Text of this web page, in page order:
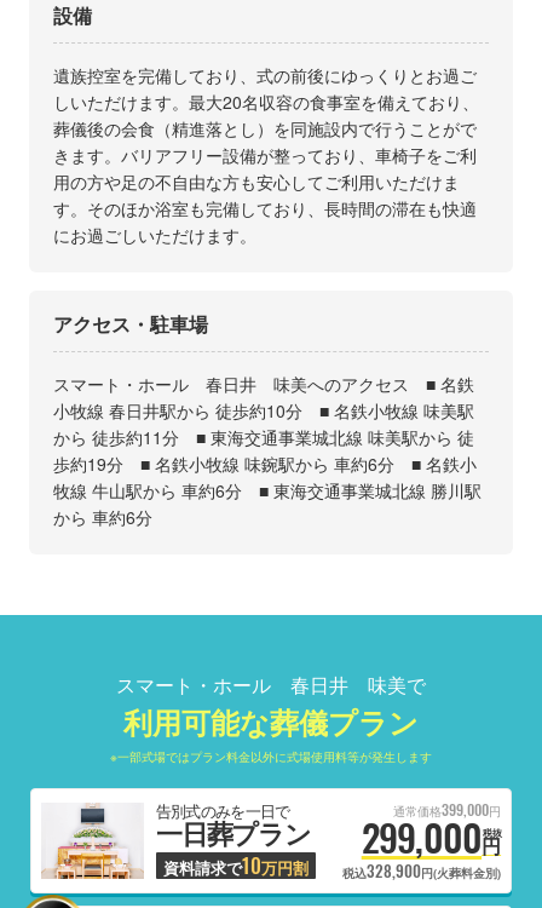
設備
遺族控室を完備しており、式の前後にゆっくりとお過ご
しいただけます。最大20名収容の食事室を備えており、
葬儀後の会食（精進落とし）を同施設内で行うことがで
きます。バリアフリー設備が整っており、車椅子をご利
用の方や足の不自由な方も安心してご利用いただけま
す。そのほか浴室も完備しており、長時間の滞在も快適
にお過ごしいただけます。
アクセス・駐車場
スマート・ホール 春日井 味美へのアクセス ■ 名鉄
小牧線 春日井駅から 徒歩約10分 ■ 名鉄小牧線 味美駅
から 徒歩約11分 ■ 東海交通事業城北線 味美駅から 徒
歩約19分 ■ 名鉄小牧線 味鋺駅から 車約6分 ■ 名鉄小
牧線 牛山駅から 車約6分 ■ 東海交通事業城北線 勝川駅
から 車約6分
スマート・ホール 春日井 味美で
利用可能な葬儀プラン
※一部式場ではプラン料金以外に式場使用料等が発生します
告別式のみを一日で
一日葬プラン
資料請求で10万円割
通常価格399,000円
299,000円
税抜
税込328,900円(火葬料金別)